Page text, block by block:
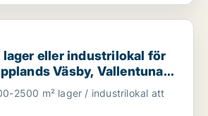
eller industrilokal för uthyrning i
lager eller industrilokal för
Väsby, Vallentuna
2500 m² lager / industrilokal att